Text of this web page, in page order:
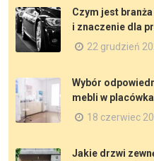
Czym jest
i znaczenie dla
22 grudzień
Wybór
mebli w
18 czerwiec
Jakie drzwi